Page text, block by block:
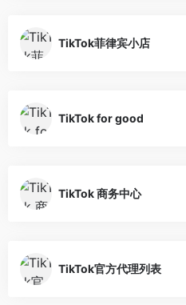
TikTok菲律宾小店
TikTok for good
TikTok 商务中心
TikTok官方代理列表